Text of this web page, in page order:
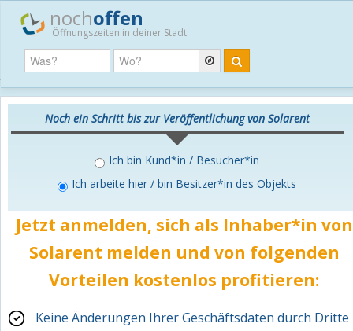
nochoffen
Öffnungszeiten in deiner Stadt
Noch ein Schritt bis zur Veröffentlichung von Solarent
Ich bin Kund*in / Besucher*in
Ich arbeite hier / bin Besitzer*in des Objekts
Jetzt anmelden, sich als Inhaber*in von
Solarent melden und von folgenden
Vorteilen kostenlos profitieren:
Keine Änderungen Ihrer Geschäftsdaten durch Dritte